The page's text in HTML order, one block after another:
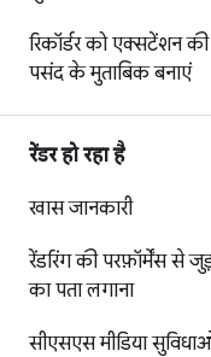
रिकॉर्डर को एक्सटेंशन
पसंद के मुताबिक बनाएं
रेंडर हो रहा है
खास जानकारी
रेंडरिंग की परफ़ॉर्मेंस से
का पता लगाना
सीएसएस मीडिया